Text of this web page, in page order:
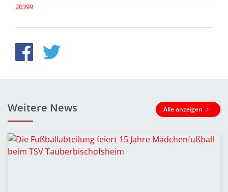
20399
Weitere News Alle anzeigen